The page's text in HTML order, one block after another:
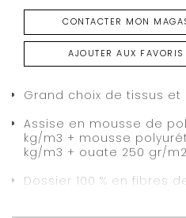
CONTACTER MON
AJOUTER AUX FAVORIS
Grand choix de tissus et
Assise en mousse de
kg/m3 + mousse
kg/m3 + ouate 250 gr/m2
Dossier 100 % en fibres
Suspension assise